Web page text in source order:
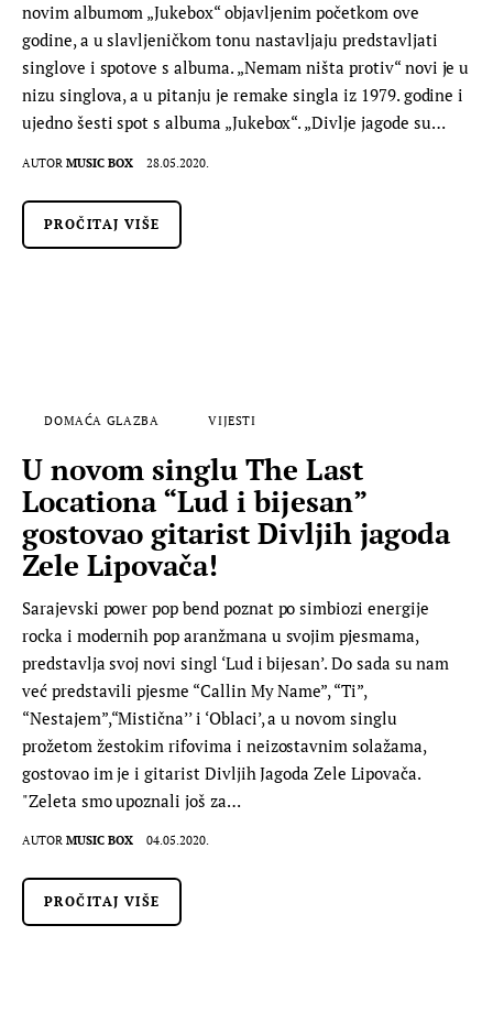
novim albumom „Jukebox“ objavljenim početkom ove
godine, a u slavljeničkom tonu nastavljaju predstavljati
singlove i spotove s albuma. „Nemam ništa protiv“ novi je u
nizu singlova, a u pitanju je remake singla iz 1979. godine i
ujedno šesti spot s albuma „Jukebox“. „Divlje jagode su…
AUTOR MUSIC BOX 28.05.2020.
PROČITAJ VIŠE
DOMAĆA GLAZBA VIJESTI
U novom singlu The Last
Locationa “Lud i bijesan”
gostovao gitarist Divljih jagoda
Zele Lipovača!
Sarajevski power pop bend poznat po simbiozi energije
rocka i modernih pop aranžmana u svojim pjesmama,
predstavlja svoj novi singl ‘Lud i bijesan’. Do sada su nam
već predstavili pjesme “Callin My Name”, “Ti”,
“Nestajem”,“Mistična’’ i ‘Oblaci’, a u novom singlu
prožetom žestokim rifovima i neizostavnim solažama,
gostovao im je i gitarist Divljih Jagoda Zele Lipovača.
"Zeleta smo upoznali još za…
AUTOR MUSIC BOX 04.05.2020.
PROČITAJ VIŠE